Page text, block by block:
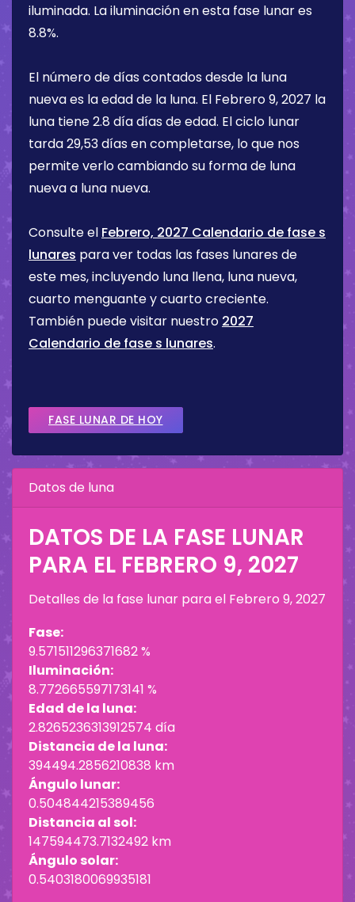
iluminada. La iluminación en esta fase lunar es
8.8%.
El número de días contados desde la luna
nueva es la edad de la luna. El Febrero 9, 2027 la
luna tiene2.8 díadías de edad. El ciclo lunar
tarda 29,53 días en completarse, lo que nos
permite verlo cambiando su forma de luna
nueva a luna nueva.
Consulte el Febrero, 2027 Calendario de fase s
lunares para ver todas las fases lunares de
este mes, incluyendo luna llena, luna nueva,
cuarto menguante y cuarto creciente.
También puede visitar nuestro 2027
Calendario de fase s lunares.
FASE LUNAR DE HOY
Datos de luna
DATOS DE LA FASE LUNAR
PARA EL FEBRERO 9, 2027
Detalles de la fase lunar para el Febrero 9, 2027
Fase:
9.571511296371682 %
Iluminación:
8.772665597173141 %
Edad de la luna:
2.8265236313912574 día
Distancia de la luna:
394494.2856210838 km
Ángulo lunar:
0.504844215389456
Distancia al sol:
147594473.7132492 km
Ángulo solar:
0.5403180069935181